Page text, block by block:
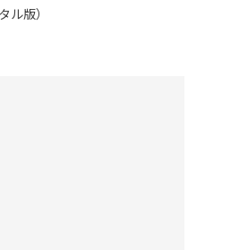
ル版）